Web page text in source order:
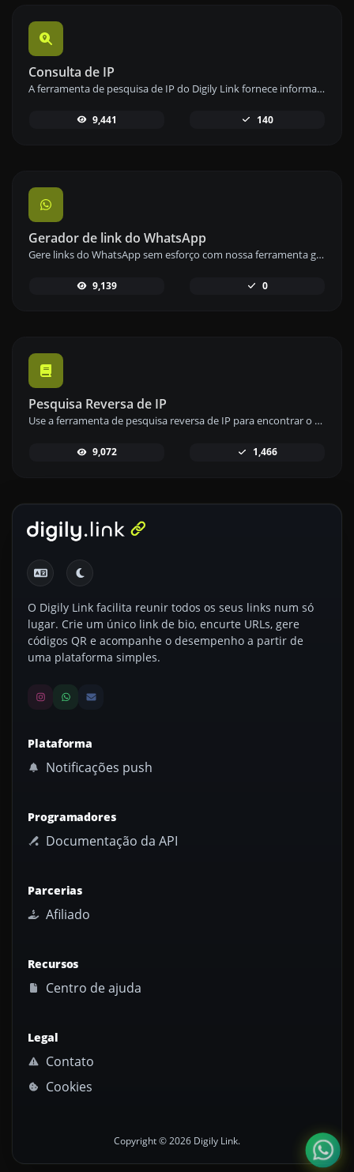
Consulta de IP
A ferramenta de pesquisa de IP do Digily Link fornece informações detalhadas sobre qualquer endereço IP. Use este serviço online gratuito para obter dados abrangentes de IP.
9,441 140
Gerador de link do WhatsApp
Gere links do WhatsApp sem esforço com nossa ferramenta geradora de links do WhatsApp para comunicação instantânea.
9,139 0
Pesquisa Reversa de IP
Use a ferramenta de pesquisa reversa de IP para encontrar o domínio ou host associado a qualquer endereço IP de forma rápida e fácil.
9,072 1,466
O Digily Link facilita reunir todos os seus links num só
lugar. Crie um único link de bio, encurte URLs, gere
códigos QR e acompanhe o desempenho a partir de
uma plataforma simples.
Plataforma
Notificações push
Programadores
Documentação da API
Parcerias
Afiliado
Recursos
Centro de ajuda
Legal
Contato
Cookies
Copyright © 2026 Digily Link.